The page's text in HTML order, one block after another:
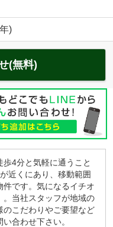
)
(無料)
4分と気軽に通うこと
近くにあり、移動範囲
件です。気になるイチオ
。当社スタッフが地域の
こだわりやご要望など
合わせ下さい。